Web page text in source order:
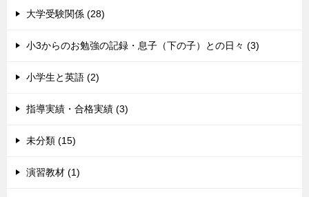
大学受験関係 (28)
小3からのお勉強の記録・息子（下の子）との日々 (3)
小学生と英語 (2)
指導実績・合格実績 (3)
未分類 (15)
演習教材 (1)